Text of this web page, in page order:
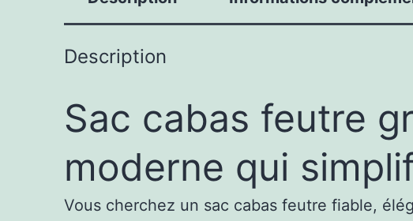
Description
Sac cabas feutre
moderne qui
Vous cherchez un sac cabas feutre fiable,